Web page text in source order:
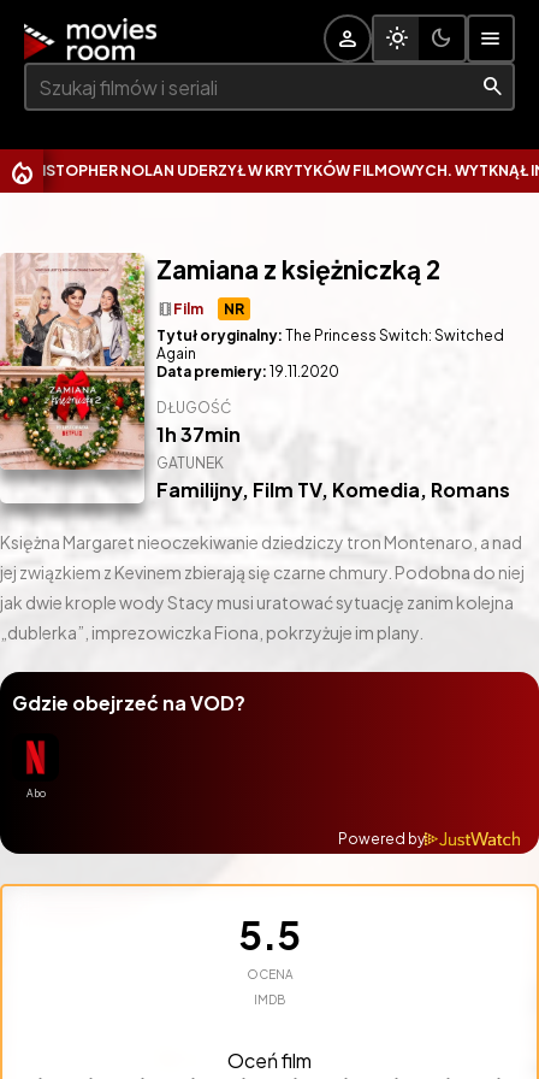
Szukaj:
NOLAN UDERZYŁ W KRYTYKÓW FILMOWYCH. WYTKNĄŁ IM
Zamiana z księżniczką 2
NR
theaters Film
Tytuł oryginalny: The Princess Switch: Switched
Again
Data premiery: 19.11.2020
Księżna Margaret nieoczekiwanie dziedziczy tron Montenaro, a nad
jej związkiem z Kevinem zbierają się czarne chmury. Podobna do niej
jak dwie krople wody Stacy musi uratować sytuację zanim kolejna
„dublerka”, imprezowiczka Fiona, pokrzyżuje im plany.
DŁUGOŚĆ
1h 37min
GATUNEK
Familijny, Film TV, Komedia, Romans
Gdzie obejrzeć na VOD?
Powered by
5.5
OCENA
IMDB
Oceń film